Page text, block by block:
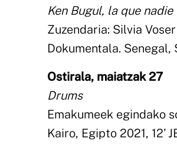
Ken Bugul, la que nadie
Zuzendaria: Silvia Voser
Dokumentala. Senegal,
Ostirala, maiatzak 27
Drums
Emakumeek egindako
Kairo, Egipto 2021, 12’